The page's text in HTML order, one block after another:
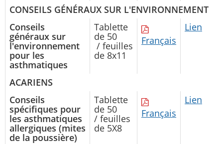
CONSEILS GÉNÉRAUX SUR L'ENVIRONNEMENT
Conseils
généraux sur
l'environnement
pour les
asthmatiques
Tablette
de 50
/ feuilles
de 8x11
Français
Lien
ACARIENS
Conseils
spécifiques pour
les asthmatiques
allergiques (mites
de la poussière)
Tablette
de 50
/ feuilles
de 5X8
Français
Lien